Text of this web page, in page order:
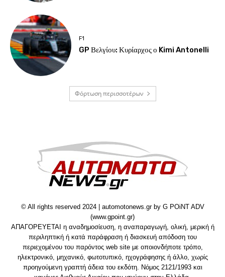
F1
GP Βελγίου: Κυρίαρχος ο Kimi Antonelli
Φόρτωση περισσοτέρων
© All rights reserved 2024 | automotonews.gr by G POiNT ADV
(www.gpoint.gr)
ΑΠΑΓΟΡΕΥΕΤΑΙ η αναδημοσίευση, η αναπαραγωγή, ολική, μερική ή
περιληπτική ή κατά παράφραση ή διασκευή απόδοση του
περιεχομένου του παρόντος web site με οποιονδήποτε τρόπο,
ηλεκτρονικό, μηχανικό, φωτοτυπικό, ηχογράφησης ή άλλο, χωρίς
προηγούμενη γραπτή άδεια του εκδότη. Νόμος 2121/1993 και